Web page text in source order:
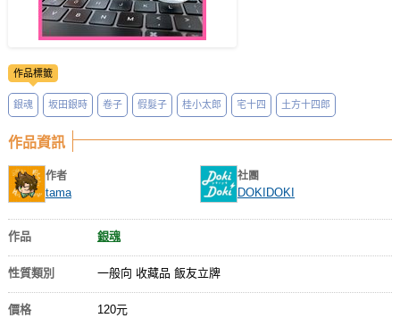
作品標籤
銀魂 坂田銀時 卷子 假髮子 桂小太郎 宅十四 土方十四郎
作品資訊
作者
tama
社團
DOKIDOKI
作品 銀魂
性質類別 一般向 收藏品 飯友立牌
價格 120元